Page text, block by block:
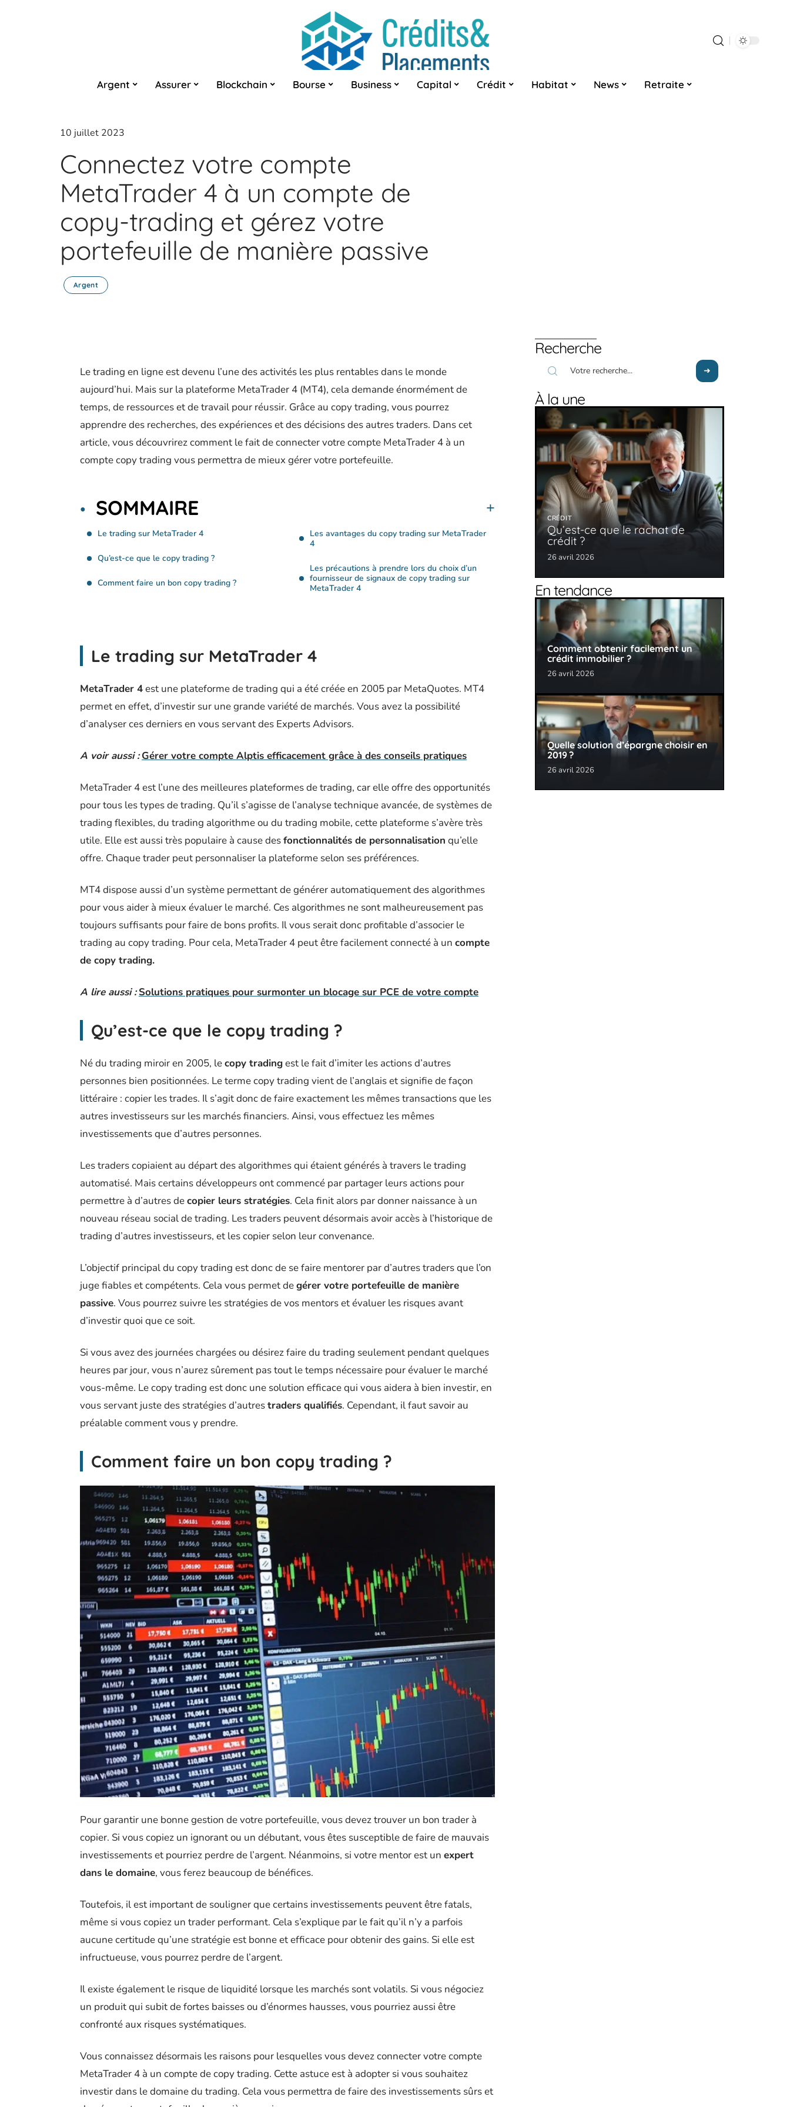
Argent Assurer Blockchain Bourse Business Capital Crédit Habitat News Retraite
10 juillet 2023
Connectez votre compte
MetaTrader 4 à un compte de
copy-trading et gérez votre
portefeuille de manière passive
Argent
Le trading en ligne est devenu l’une des activités les plus rentables dans le monde
aujourd’hui. Mais sur la plateforme MetaTrader 4 (MT4), cela demande énormément de
temps, de ressources et de travail pour réussir. Grâce au copy trading, vous pourrez
apprendre des recherches, des expériences et des décisions des autres traders. Dans cet
article, vous découvrirez comment le fait de connecter votre compte MetaTrader 4 à un
compte copy trading vous permettra de mieux gérer votre portefeuille.
SOMMAIRE
Le trading sur MetaTrader 4
Qu’est-ce que le copy trading ?
Comment faire un bon copy trading ?
Les avantages du copy trading sur MetaTrader
4
Les précautions à prendre lors du choix d’un
fournisseur de signaux de copy trading sur
MetaTrader 4
Le trading sur MetaTrader 4
MetaTrader 4est une plateforme de trading qui a été créée en 2005 par MetaQuotes. MT4
permet en effet, d’investir sur une grande variété de marchés. Vous avez la possibilité
d’analyser ces derniers en vous servant des Experts Advisors.
A voir aussi : Gérer votre compte Alptis efficacement grâce à des conseils pratiques
MetaTrader 4 est l’une des meilleures plateformes de trading, car elle offre des opportunités
pour tous les types de trading. Qu’il s’agisse de l’analyse technique avancée, de systèmes de
trading flexibles, du trading algorithme ou du trading mobile, cette plateforme s’avère très
utile. Elle est aussi très populaire à cause desfonctionnalités de personnalisation qu’elle
offre. Chaque trader peut personnaliser la plateforme selon ses préférences.
MT4 dispose aussi d’un système permettant de générer automatiquement des algorithmes
pour vous aider à mieux évaluer le marché. Ces algorithmes ne sont malheureusement pas
toujours suffisants pour faire de bons profits. Il vous serait donc profitable d’associer le
trading au copy trading. Pour cela, MetaTrader 4 peut être facilement connecté à un compte
de copy trading.
A lire aussi : Solutions pratiques pour surmonter un blocage sur PCE de votre compte
Qu’est-ce que le copy trading ?
Né du trading miroir en 2005, lecopy tradingest le fait d’imiter les actions d’autres
personnes bien positionnées. Le terme copy trading vient de l’anglais et signifie de façon
littéraire : copier les trades. Il s’agit donc de faire exactement les mêmes transactions que les
autres investisseurs sur les marchés financiers. Ainsi, vous effectuez les mêmes
investissements que d’autres personnes.
Les traders copiaient au départ des algorithmes qui étaient générés à travers le trading
automatisé. Mais certains développeurs ont commencé par partager leurs actions pour
permettre à d’autres decopier leurs stratégies. Cela finit alors par donner naissance à un
nouveau réseau social de trading. Les traders peuvent désormais avoir accès à l’historique de
trading d’autres investisseurs, et les copier selon leur convenance.
L’objectif principal du copy trading est donc de se faire mentorer par d’autres traders que l’on
juge fiables et compétents. Cela vous permet degérer votre portefeuille de manière
passive. Vous pourrez suivre les stratégies de vos mentors et évaluer les risques avant
d’investir quoi que ce soit.
Si vous avez des journées chargées ou désirez faire du trading seulement pendant quelques
heures par jour, vous n’aurez sûrement pas tout le temps nécessaire pour évaluer le marché
vous-même. Le copy trading est donc une solution efficace qui vous aidera à bien investir, en
vous servant juste des stratégies d’autrestraders qualifiés. Cependant, il faut savoir au
préalable comment vous y prendre.
Comment faire un bon copy trading ?
Pour garantir une bonne gestion de votre portefeuille, vous devez trouver un bon trader à
copier. Si vous copiez un ignorant ou un débutant, vous êtes susceptible de faire de mauvais
investissements et pourriez perdre de l’argent. Néanmoins, si votre mentor est un expert
dans le domaine, vous ferez beaucoup de bénéfices.
Toutefois, il est important de souligner que certains investissements peuvent être fatals,
même si vous copiez un trader performant. Cela s’explique par le fait qu’il n’y a parfois
aucune certitude qu’une stratégie est bonne et efficace pour obtenir des gains. Si elle est
infructueuse, vous pourrez perdre de l’argent.
Il existe également le risque de liquidité lorsque les marchés sont volatils. Si vous négociez
un produit qui subit de fortes baisses ou d’énormes hausses, vous pourriez aussi être
confronté aux risques systématiques.
Vous connaissez désormais les raisons pour lesquelles vous devez connecter votre compte
MetaTrader 4 à un compte de copy trading. Cette astuce est à adopter si vous souhaitez
investir dans le domaine du trading. Cela vous permettra de faire des investissements sûrs et
Recherche
À la une
CRÉDIT
Qu’est-ce que le rachat de
crédit ?
26 avril 2026
En tendance
Comment obtenir facilement un
crédit immobilier ?
26 avril 2026
Quelle solution d’épargne choisir en
2019 ?
26 avril 2026